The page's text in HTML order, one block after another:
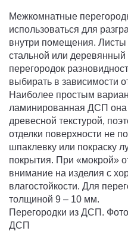
Межкомнатные
использоваться для
внутри помещения. Листы
стальной или деревянный
перегородок
выбирать в зависимости
Наиболее простым
ламинированная ДСП она
древесной текстурой,
отделки поверхности не
шпаклевку или покраску
покрытия. При «мокрой»
внимание на изделия с
влагостойкости. Для
толщиной 9 – 10 мм.
Перегородки из ДСП.
ДСП